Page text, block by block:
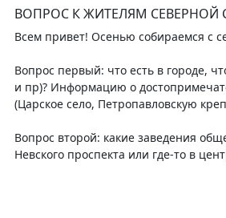
ВОПРОС К ЖИТЕЛЯМ СЕВЕРНОЙ
Всем привет! Осенью собираемся с
Вопрос первый: что есть в городе,
и пр)? Информацию о
(Царское село, Петропавловскую
Вопрос второй: какие заведения
Невского проспекта или где-то в